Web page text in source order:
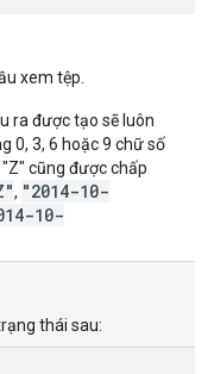
xem tệp.
ra được tạo sẽ luôn
0, 3, 6 hoặc 9 chữ số
cũng được chấp
, "2014-10-
10-
thái sau: